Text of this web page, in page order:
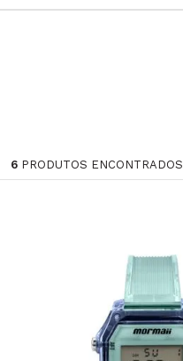
6 PRODUTOS ENCONTRADOS